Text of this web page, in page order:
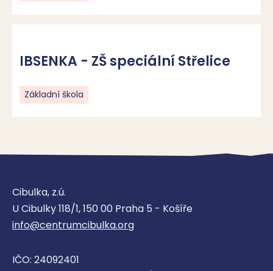
IBSENKA - ZŠ speciální Střelice
Základní škola
Cibulka, z.ú.
U Cibulky 118/1, 150 00 Praha 5 - Košíře
info@centrumcibulka.org
IČO: 24092401